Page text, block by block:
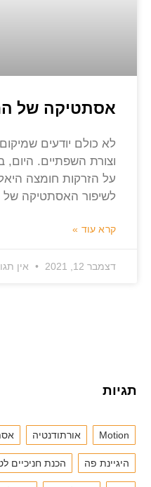
אסתטיקה של
לא כולם יודעים
וצורת השפתיים. היום,
על הזרקות חומצה
לשיפור האסתטיקה של
קרא עוד »
דצמבר 12, 2021 אין
תגיות
Motion אורתודנטיה
היגיינת פה הכנת חניכיים